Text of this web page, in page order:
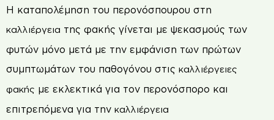
Η καταπολέμηση του περονόσπουρου στη
καλλιέργεια της φακής γίνεται με ψεκασµούς των
φυτών µόνο µετά µε την εµφάνιση των πρώτων
συµπτωµάτων του παθογόνου στις καλλιέργειες
φακής µε εκλεκτικά για τον περονόσπορο και
επιτρεπόµενα για την καλλιέργεια